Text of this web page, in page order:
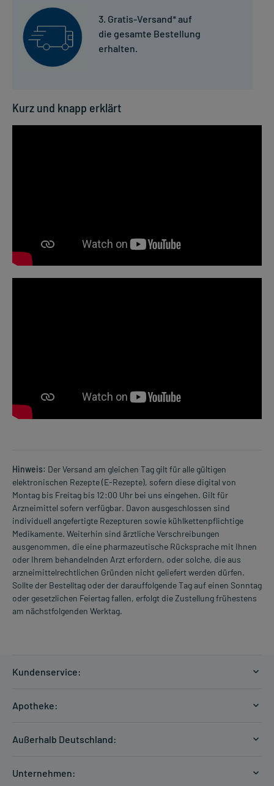
3. Gratis-Versand* auf
die gesamte Bestellung
erhalten.
Kurz und knapp erklärt
Hinweis: Der Versand am gleichen Tag gilt für alle gültigen
elektronischen Rezepte (E-Rezepte), sofern diese digital von
Montag bis Freitag bis 12:00 Uhr bei uns eingehen. Gilt für
Arzneimittel sofern verfügbar. Davon ausgeschlossen sind
individuell angefertigte Rezepturen sowie kühlkettenpflichtige
Medikamente. Weiterhin sind ärztliche Verschreibungen
ausgenommen, die eine pharmazeutische Rücksprache mit Ihnen
oder Ihrem behandelnden Arzt erfordern, oder solche, die aus
arzneimittelrechtlichen Gründen nicht geliefert werden dürfen.
Sollte der Bestelltag oder der darauffolgende Tag auf einen Sonntag
oder gesetzlichen Feiertag fallen, erfolgt die Zustellung frühestens
am nächstfolgenden Werktag.
Kundenservice:
Zahlungsarten
Hilfe
Apotheke:
Außerhalb Deutschland:
Unternehmen: